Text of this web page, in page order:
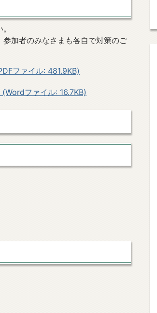
加者のみなさまも各自で対策のご
ファイル: 481.9KB)
ファイル: 16.7KB)